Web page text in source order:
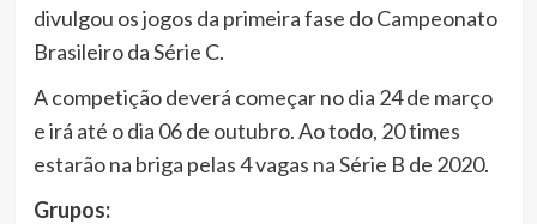
divulgou os jogos da primeira fase do Campeonato
Brasileiro da Série C.
A competição deverá começar no dia 24 de março
e irá até o dia 06 de outubro. Ao todo, 20 times
estarão na briga pelas 4 vagas na Série B de 2020.
Grupos: